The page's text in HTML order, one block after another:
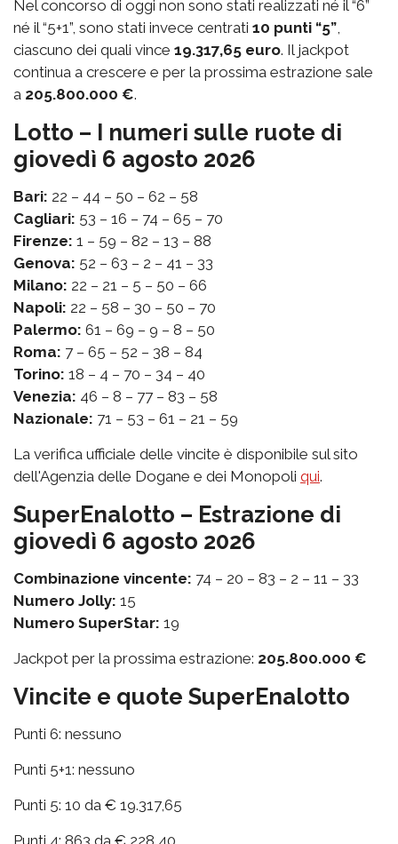
Nel concorso di oggi non sono stati realizzati né il “6”
né il “5+1”, sono stati invece centrati 10 punti “5”,
ciascuno dei quali vince 19.317,65 euro. Il jackpot
continua a crescere e per la prossima estrazione sale
a 205.800.000 €.
Lotto – I numeri sulle ruote di
giovedì 6 agosto 2026
Bari: 22 – 44 – 50 – 62 – 58
Cagliari: 53 – 16 – 74 – 65 – 70
Firenze: 1 – 59 – 82 – 13 – 88
Genova: 52 – 63 – 2 – 41 – 33
Milano: 22 – 21 – 5 – 50 – 66
Napoli: 22 – 58 – 30 – 50 – 70
Palermo: 61 – 69 – 9 – 8 – 50
Roma: 7 – 65 – 52 – 38 – 84
Torino: 18 – 4 – 70 – 34 – 40
Venezia: 46 – 8 – 77 – 83 – 58
Nazionale: 71 – 53 – 61 – 21 – 59
La verifica ufficiale delle vincite è disponibile sul sito
dell'Agenzia delle Dogane e dei Monopoli qui.
SuperEnalotto – Estrazione di
giovedì 6 agosto 2026
Combinazione vincente: 74 – 20 – 83 – 2 – 11 – 33
Numero Jolly: 15
Numero SuperStar: 19
Jackpot per la prossima estrazione: 205.800.000 €
Vincite e quote SuperEnalotto
Punti 6: nessuno
Punti 5+1: nessuno
Punti 5: 10 da € 19.317,65